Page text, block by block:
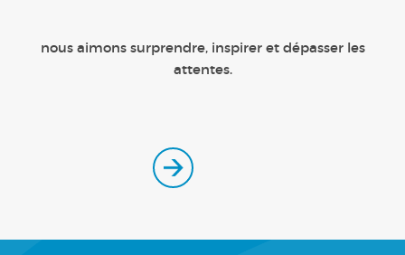
nous aimons surprendre, inspirer et dépasser les
attentes.